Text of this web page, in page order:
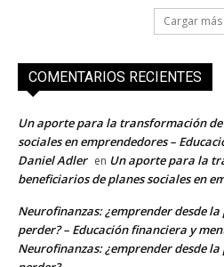
Cargar más
COMENTARIOS RECIENTES
Un aporte para la transformación
sociales en emprendedores –
Daniel Adler en Un aporte para la
beneficiarios de planes sociales en
Neurofinanzas: ¿emprender desde
perder? – Educación financiera y
Neurofinanzas: ¿emprender desde